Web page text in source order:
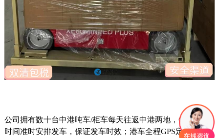
公司拥有数十台中港吨车/柜车每天往返中港两地，每天固定
时间准时安排发车，保证发车时效；港车全程GPS定位追踪，